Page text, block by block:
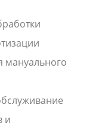
мануального
и